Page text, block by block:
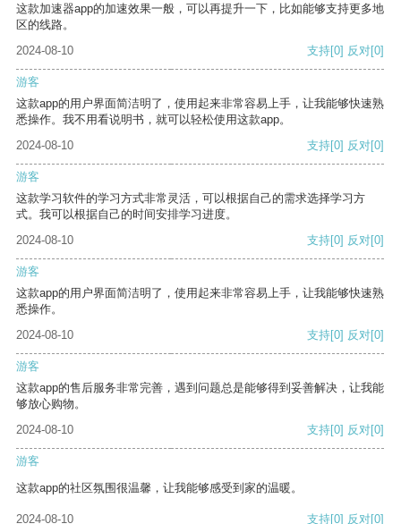
这款加速器app的加速效果一般，可以再提升一下，比如能够支持更多地
区的线路。
2024-08-10
支持[0] 反对[0]
游客
这款app的用户界面简洁明了，使用起来非常容易上手，让我能够快速熟
悉操作。我不用看说明书，就可以轻松使用这款app。
2024-08-10
支持[0] 反对[0]
游客
这款学习软件的学习方式非常灵活，可以根据自己的需求选择学习方
式。我可以根据自己的时间安排学习进度。
2024-08-10
支持[0] 反对[0]
游客
这款app的用户界面简洁明了，使用起来非常容易上手，让我能够快速熟
悉操作。
2024-08-10
支持[0] 反对[0]
游客
这款app的售后服务非常完善，遇到问题总是能够得到妥善解决，让我能
够放心购物。
2024-08-10
支持[0] 反对[0]
游客
这款app的社区氛围很温馨，让我能够感受到家的温暖。
2024-08-10 支持[0] 反对[0]